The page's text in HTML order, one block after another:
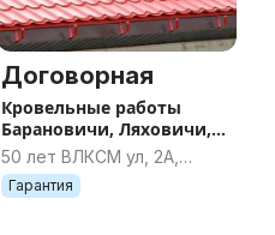
Договорная
Кровельные работы
Барановичи, Ляховичи,
Несвиж
50 лет ВЛКСМ ул, 2А,
Барановичи, Брестская
область
Гарантия